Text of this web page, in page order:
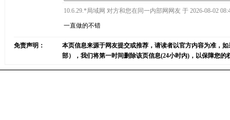
10.6.29.*局域网 对方和您在同一内部网网友 于 2026-08-02
一直做的不错
免责声明：
本页信息来源于网友提交或推荐，请读者以官方内容为准，
部），我们将第一时间删除该页信息(24小时内)，以保障您的